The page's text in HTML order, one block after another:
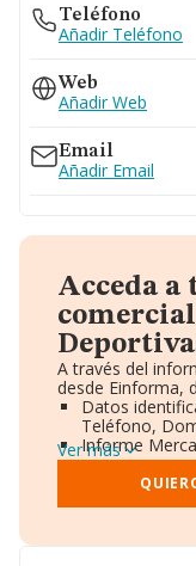
Teléfono
Añadir Teléfono
Web
Añadir Web
Email
Añadir Email
Acceda
A través del
desde Einforma,
Datos
Teléfono,
Informe
Gráficos de
Consejo de
Directivos y
Ver más